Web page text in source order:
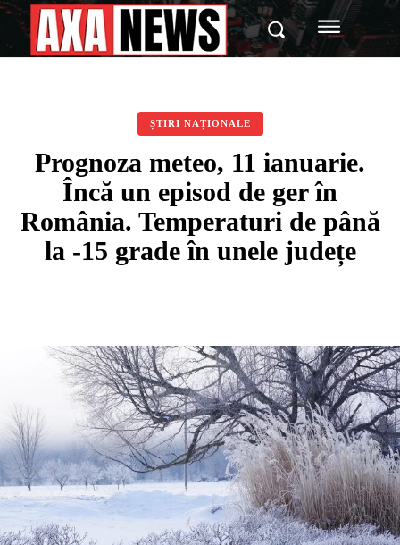
ȘTIRI NAȚIONALE
Prognoza meteo, 11 ianuarie.
Încă un episod de ger în
România. Temperaturi de până
la -15 grade în unele județe